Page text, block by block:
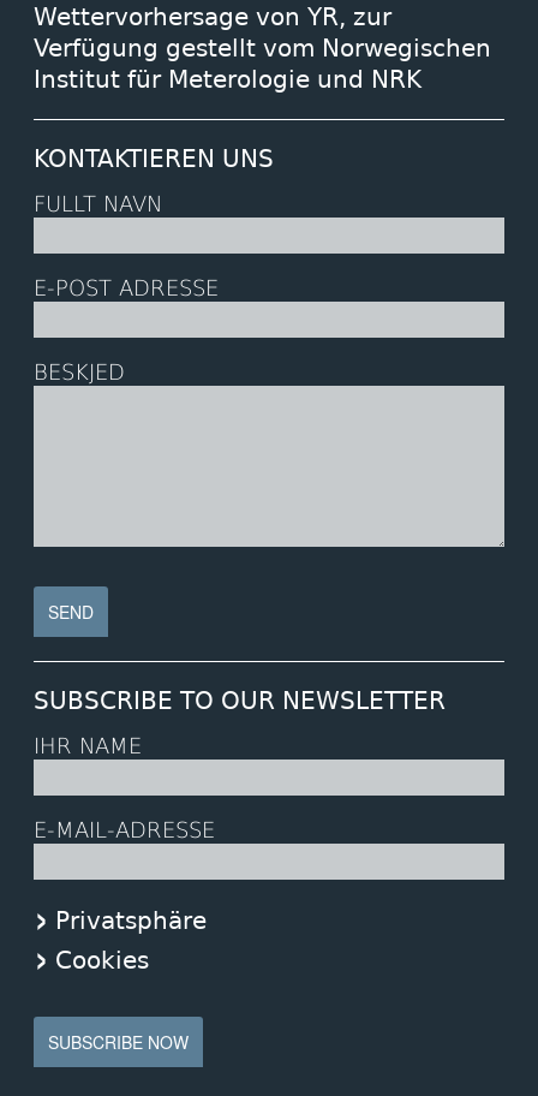
Wettervorhersage von YR, zur
Verfügung gestellt vom Norwegischen
Institut für Meterologie und NRK
KONTAKTIEREN UNS
FULLT NAVN
E-POST ADRESSE
BESKJED
SUBSCRIBE TO OUR NEWSLETTER
IHR NAME
E-MAIL-ADRESSE
Privatsphäre
Cookies